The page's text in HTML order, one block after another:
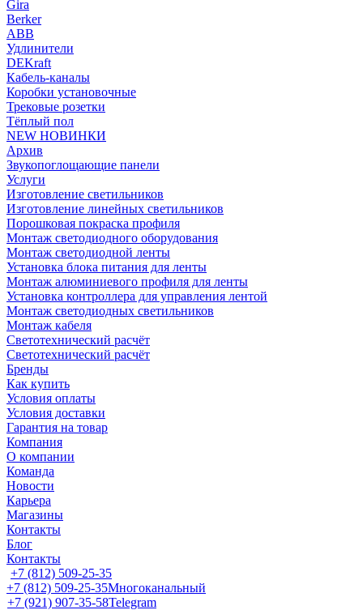
Gira
Berker
ABB
Удлинители
DEKraft
Кабель-каналы
Коробки установочные
Трековые розетки
Тёплый пол
NEW НОВИНКИ
Архив
Звукопоглощающие панели
Услуги
Изготовление светильников
Изготовление линейных светильников
Порошковая покраска профиля
Монтаж светодиодного оборудования
Монтаж светодиодной ленты
Установка блока питания для ленты
Монтаж алюминиевого профиля для ленты
Установка контроллера для управления лентой
Монтаж светодиодных светильников
Монтаж кабеля
Светотехнический расчёт
Светотехнический расчёт
Бренды
Как купить
Условия оплаты
Условия доставки
Гарантия на товар
Компания
О компании
Команда
Новости
Карьера
Магазины
Контакты
Блог
Контакты
+7 (812) 509-25-35
+7 (812) 509-25-35Многоканальный
+7 (921) 907-35-58Telegram